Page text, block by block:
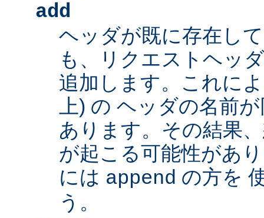
add
ヘッダが既に存在し
も、リクエストヘッ
追加します。これに
上) の ヘッダの名前
あります。その結果
が起こる可能性があ
には append の方を
う。